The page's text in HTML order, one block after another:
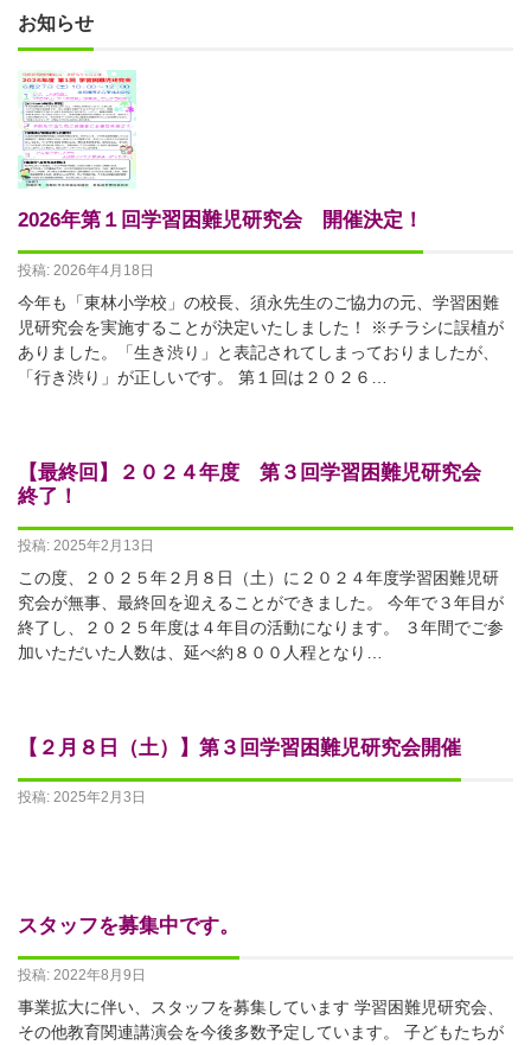
お知らせ
2026年第１回学習困難児研究会 開催決定！
投稿: 2026年4月18日
今年も「東林小学校」の校長、須永先生のご協力の元、学習困難
児研究会を実施することが決定いたしました！ ※チラシに誤植が
ありました。「生き渋り」と表記されてしまっておりましたが、
「行き渋り」が正しいです。 第１回は２０２６…
【最終回】２０２４年度 第３回学習困難児研究会
終了！
投稿: 2025年2月13日
この度、２０２５年２月８日（土）に２０２４年度学習困難児研
究会が無事、最終回を迎えることができました。 今年で３年目が
終了し、２０２５年度は４年目の活動になります。 ３年間でご参
加いただいた人数は、延べ約８００人程となり…
【２月８日（土）】第３回学習困難児研究会開催
投稿: 2025年2月3日
スタッフを募集中です。
投稿: 2022年8月9日
事業拡大に伴い、スタッフを募集しています 学習困難児研究会、
その他教育関連講演会を今後多数予定しています。 子どもたちが